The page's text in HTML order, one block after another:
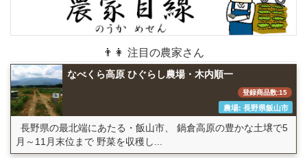
👨👩 注目の農家さん
なべくら高原 ひぐらし農場・木内順一
登録商品数:15
農場: 長野県飯山市
長野県の最北端にあたる・飯山市、 鍋倉高原の豊かな土壌で5
月～11月末位まで 野菜を収穫し...